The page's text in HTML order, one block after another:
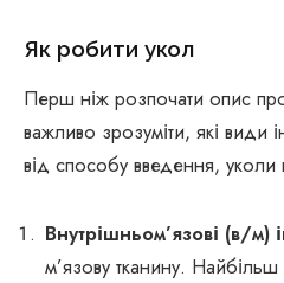
Як робити укол
Перш ніж розпочати опис
важливо зрозуміти, які види
від способу введення, уколи
Внутрішньом’язові (в/м)
м’язову тканину.